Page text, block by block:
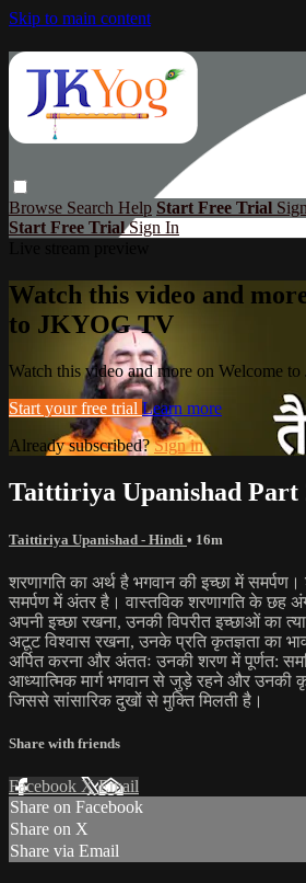
Skip to main content
Browse Search Help Start Free Trial
Start Free TrialSign In
Watch this video and
to JKYOG TV
Watch this video and more on Welcome
Start your free trial Learn more
Already subscribed?Sign in
Taittiriya Upanishad Part
Taittiriya Upanishad - Hindi • 16m
शरणागति का अर्थ है भगवान की इच्छा में
समर्पण में अंतर है। वास्तविक शरणागति के छह
अपनी इच्छा रखना, उनकी विपरीत इच्छाओं का
अटूट विश्वास रखना, उनके प्रति कृतज्ञता का
अर्पित करना और अंततः उनकी शरण में पूर्णत:
आध्यात्मिक मार्ग भगवान से जुड़े रहने और उनकी
जिससे सांसारिक दुखों से मुक्ति मिलती है।
Share with friends
Facebook XEmail
Share on Facebook
Share on X
Share via Email